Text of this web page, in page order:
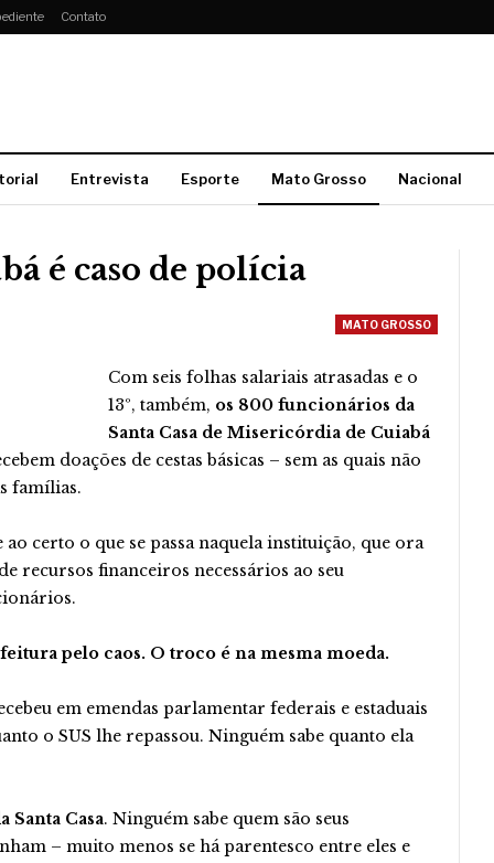
Contato
Entrevista Esporte Mato Grosso Nacional
é caso de polícia
MATO GROSSO
Com seis folhas salariais atrasadas e o
13º, também, os 800 funcionários da
Santa Casa de Misericórdia de Cuiabá
doações de cestas básicas – sem as quais não
famílias.
ao certo o que se passa naquela instituição, que ora
recursos financeiros necessários ao seu
pelo caos. O troco é na mesma moeda.
em emendas parlamentar federais e estaduais
o SUS lhe repassou. Ninguém sabe quanto ela
Santa Casa. Ninguém sabe quem são seus
– muito menos se há parentesco entre eles e